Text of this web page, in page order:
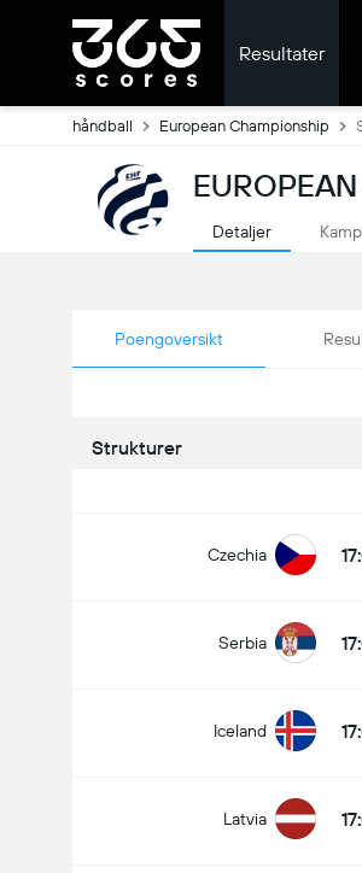
Resultater
håndball European Championship
Detaljer
Poengoversikt
Strukturer
Czechia
Serbia
Iceland
Latvia